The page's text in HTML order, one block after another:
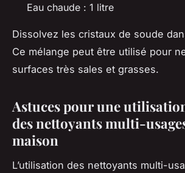
Eau chaude : 1 litre
Dissolvez les cristaux de soude
Ce mélange peut être utilisé pour
surfaces très sales et grasses.
Astuces pour une
des nettoyants multi-
maison
L’utilisation des nettoyants multi-